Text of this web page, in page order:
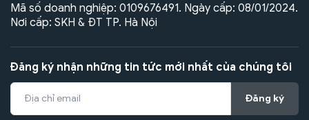
Mã số doanh nghiệp: 0109676491. Ngày cấp: 08/01/2024.
Nơi cấp: SKH & ĐT TP. Hà Nội
Đăng ký nhận những tin tức mới nhất của chúng tôi
Đăng ký